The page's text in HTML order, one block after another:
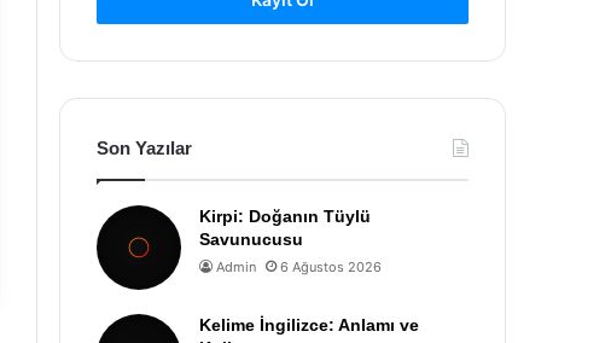
Son Yazılar
Kirpi: Doğanın Tüylü
Savunucusu
Admin 6 Ağustos 2026
Kelime İngilizce: Anlamı ve